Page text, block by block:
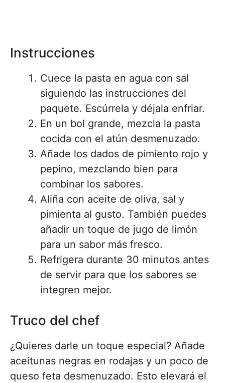
Instrucciones
Cuece la pasta en agua con sal
siguiendo las instrucciones del
paquete. Escúrrela y déjala enfriar.
En un bol grande, mezcla la pasta
cocida con el atún desmenuzado.
Añade los dados de pimiento rojo y
pepino, mezclando bien para
combinar los sabores.
Aliña con aceite de oliva, sal y
pimienta al gusto. También puedes
añadir un toque de jugo de limón
para un sabor más fresco.
Refrigera durante 30 minutos antes
de servir para que los sabores se
integren mejor.
Truco del chef
¿Quieres darle un toque especial? Añade
aceitunas negras en rodajas y un poco de
queso feta desmenuzado. Esto elevará el